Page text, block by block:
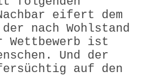
eifert dem
nach Wohlstand
ist
Und der
auf den